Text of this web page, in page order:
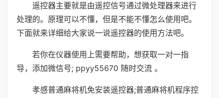
遥控器主要就是由遥控信号通过微处理器来进行
处理的。原理可以不懂，但是不能不懂怎么使用吧。
下面就来详细给大家说一说遥控器的使用方法吧。
若你在仪器使用上需要帮助，想获取一对一指
导，添加微信号; ppyy55670 随时交流 。
孝感普通麻将机免安装遥控器;普通麻将机程序控